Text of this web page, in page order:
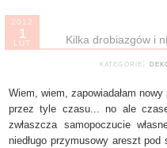
Kilka drobiazgów i
2012
1
LUT
kategorie:
Wiem, wiem, zapowiadałam
przez tyle czasu... no ale
zwłaszcza samopoczucie
niedługo przymusowy areszt